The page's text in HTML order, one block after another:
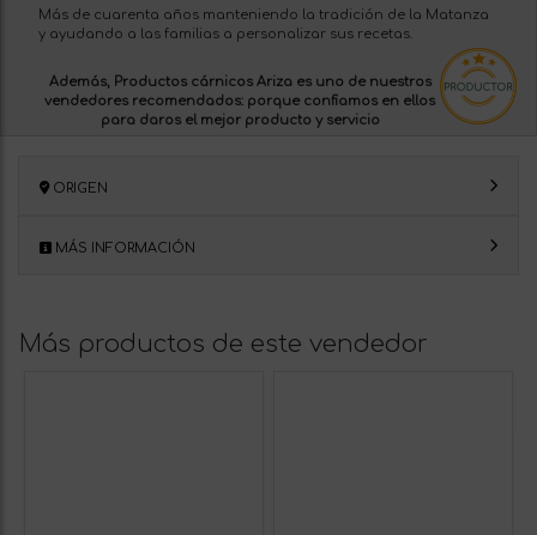
Más de cuarenta años manteniendo la tradición de la Matanza
y ayudando a las familias a personalizar sus recetas.
Además, Productos cárnicos Ariza es uno de nuestros
vendedores recomendados: porque confiamos en ellos
para daros el mejor producto y servicio
ORIGEN
MÁS INFORMACIÓN
Más productos de este vendedor